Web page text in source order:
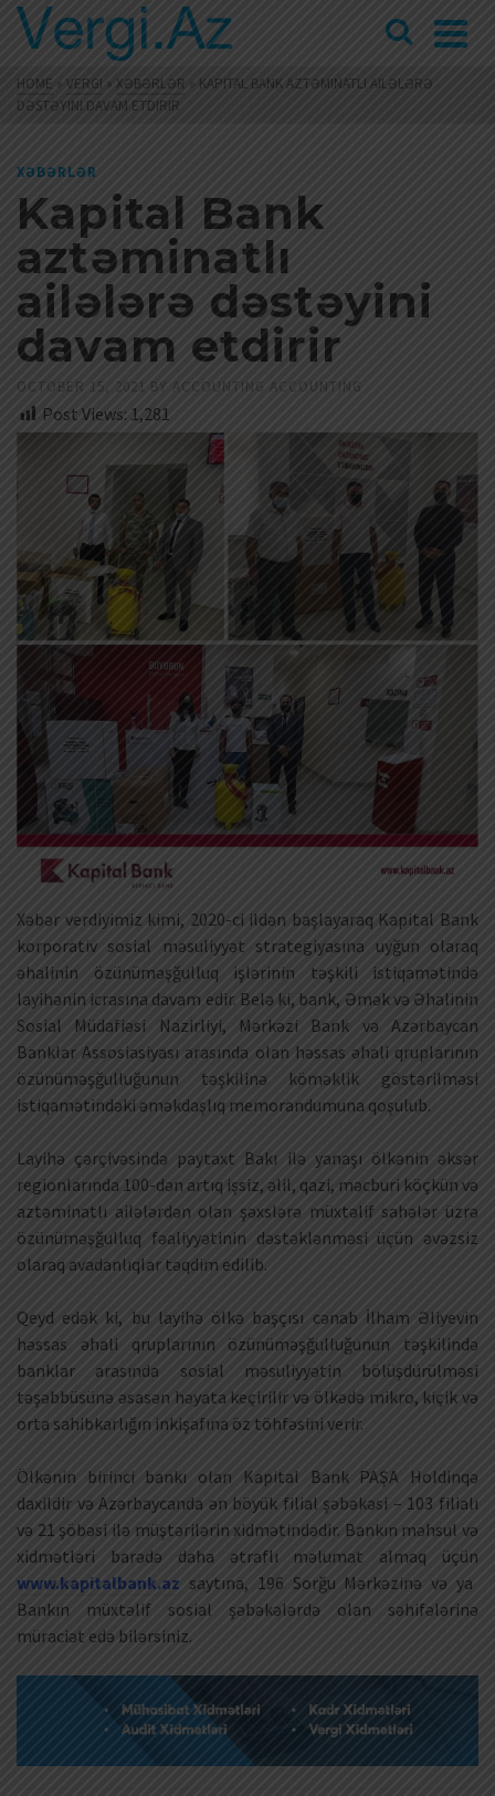
HOME » VERGI » XƏBƏRLƏR » KAPITAL BANK AZTƏMINATLI AILƏLƏRƏ
DƏSTƏYINI DAVAM ETDIRIR
XƏBƏRLƏR
Kapital Bank
aztəminatlı
ailələrə dəstəyini
davam etdirir
OCTOBER 15, 2021 BY ACCOUNTING ACCOUNTING
Post Views: 1,281
Xəbər verdiyimiz kimi, 2020-ci ildən başlayaraq Kapital Bank
korporativ sosial məsuliyyət strategiyasına uyğun olaraq
əhalinin özünüməşğulluq işlərinin təşkili istiqamətində
layihənin icrasına davam edir. Belə ki, bank, Əmək və Əhalinin
Sosial Müdafiəsi Nazirliyi, Mərkəzi Bank və Azərbaycan
Banklar Assosiasiyası arasında olan həssas əhali qruplarının
özünüməşğulluğunun təşkilinə köməklik göstərilməsi
istiqamətindəki əməkdaşlıq memorandumuna qoşulub.
Layihə çərçivəsində paytaxt Bakı ilə yanaşı ölkənin əksər
regionlarında 100-dən artıq işsiz, əlil, qazi, məcburi köçkün və
aztəminatlı ailələrdən olan şəxslərə müxtəlif sahələr üzrə
özünüməşğulluq fəaliyyətinin dəstəklənməsi üçün əvəzsiz
olaraq avadanlıqlar təqdim edilib.
Qeyd edək ki, bu layihə ölkə başçısı cənab İlham Əliyevin
həssas əhali qruplarının özünüməşğulluğunun təşkilində
banklar arasında sosial məsuliyyətin bölüşdürülməsi
təşəbbüsünə əsasən həyata keçirilir və ölkədə mikro, kiçik və
orta sahibkarlığın inkişafına öz töhfəsini verir.
Ölkənin birinci bankı olan Kapital Bank PAŞA Holdinqə
daxildir və Azərbaycanda ən böyük filial şəbəkəsi – 103 filialı
və 21 şöbəsi ilə müştərilərin xidmətindədir. Bankın məhsul və
xidmətləri barədə daha ətraflı məlumat almaq üçün
www.kapitalbank.az saytına, 196 Sorğu Mərkəzinə və ya
Bankın müxtəlif sosial şəbəkələrdə olan səhifələrinə
müraciət edə bilərsiniz.